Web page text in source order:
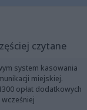
czytane
system kasowania
miejskiej.
opłat dodatkowych